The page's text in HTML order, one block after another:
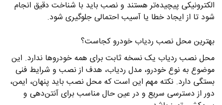
الکترونیکی پیچیده‌تر هستند و نصب باید با شناخت دقیق انجام
شود تا از ایجاد خطا یا آسیب احتمالی جلوگیری شود.
بهترین محل نصب ردیاب خودرو کجاست؟
محل نصب ردیاب یک نسخه ثابت برای همه خودروها ندارد. این
موضوع به نوع خودرو، مدل ردیاب، هدف از نصب و شرایط فنی
بستگی دارد. نکته مهم این است که محل نصب باید پنهان، ایمن،
دور از دسترسی سریع و در عین حال مناسب برای آنتن‌دهی و